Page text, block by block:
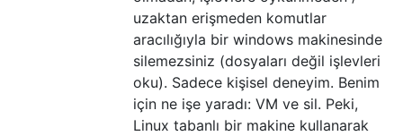
uzaktan erişmeden komutlar
aracılığıyla bir windows makinesinde
silemezsiniz (dosyaları değil işlevleri
oku). Sadece kişisel deneyim. Benim
için ne işe yaradı: VM ve sil. Peki,
Linux tabanlı bir makine kullanarak